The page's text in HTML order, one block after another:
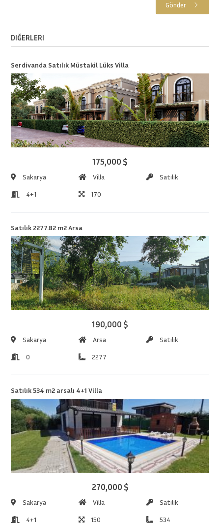
Gönder
DIĞERLERI
Serdivanda Satılık Müstakil Lüks Villa
175,000 $
Sakarya Villa Satılık
4+1 170
Satılık 2277.82 m2 Arsa
190,000 $
Sakarya Arsa Satılık
0 2277
Satılık 534 m2 arsalı 4+1 Villa
270,000 $
Sakarya Villa Satılık
4+1 150 534